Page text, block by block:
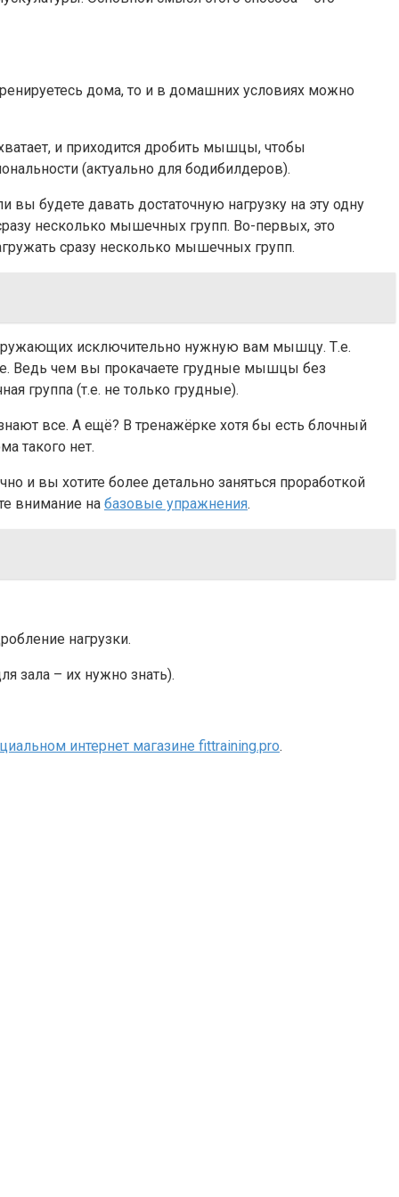
дома, то и в домашних условиях можно
и приходится дробить мышцы, чтобы
(актуально для бодибилдеров).
будете давать достаточную нагрузку на эту одну
несколько мышечных групп. Во-первых, это
сразу несколько мышечных групп.
исключительно нужную вам мышцу. Т.е.
Ведь чем вы прокачаете грудные мышцы без
группа (т.е. не только грудные).
все. А ещё? В тренажёрке хотя бы есть блочный
такого нет.
и вы хотите более детально заняться проработкой
внимание на базовые упражнения.
нагрузки.
зала – их нужно знать).
интернет магазине fittraining.pro.